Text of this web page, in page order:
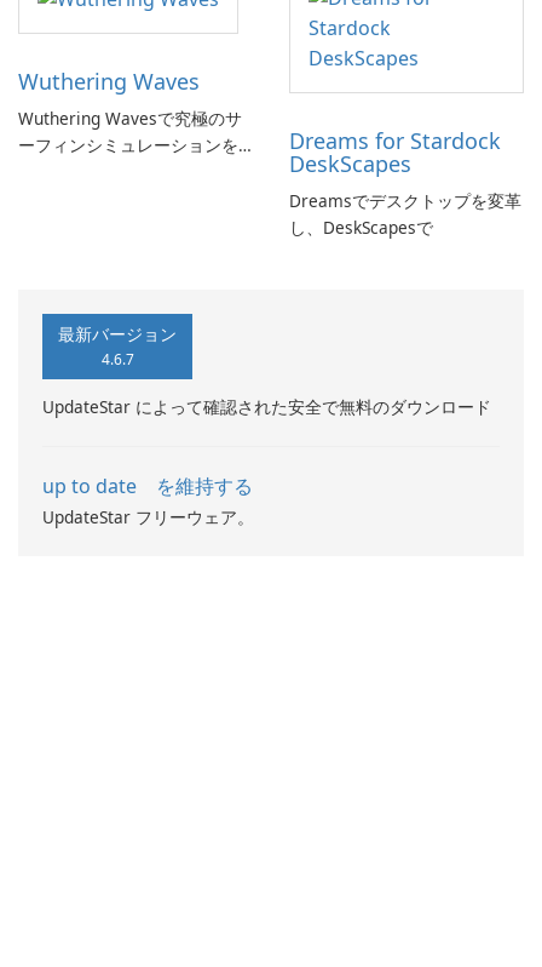
Wuthering Waves
Wuthering Wavesで究極のサ
ーフィンシミュレーションを
Dreams for Stardock
DeskScapes
Dreamsでデスクトップを変革
し、DeskScapesで
最新バージョン
4.6.7
UpdateStar によって確認された安全で無料のダウンロード
up to date を維持する
UpdateStar フリーウェア。